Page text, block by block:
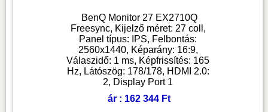
BenQ Monitor 27 EX2710Q
Freesync, Kijelző méret: 27 coll,
Panel típus: IPS, Felbontás:
2560x1440, Képarány: 16:9,
Válaszidő: 1 ms, Képfrissítés: 165
Hz, Látószög: 178/178, HDMI 2.0:
2, Display Port 1
ár : 162 344 Ft